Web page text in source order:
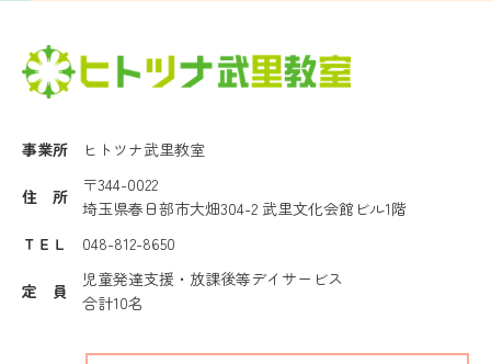
事業所 ヒトツナ武里教室
住 所
〒344-0022
埼玉県春日部市大畑304-2 武里文化会館ビル1階
ＴＥＬ
048-812-8650
定 員
児童発達支援・放課後等デイサービス
合計10名